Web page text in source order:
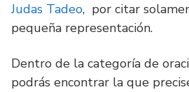
Judas Tadeo, por citar
pequeña representación.
Dentro de la categoría de
podrás encontrar la que